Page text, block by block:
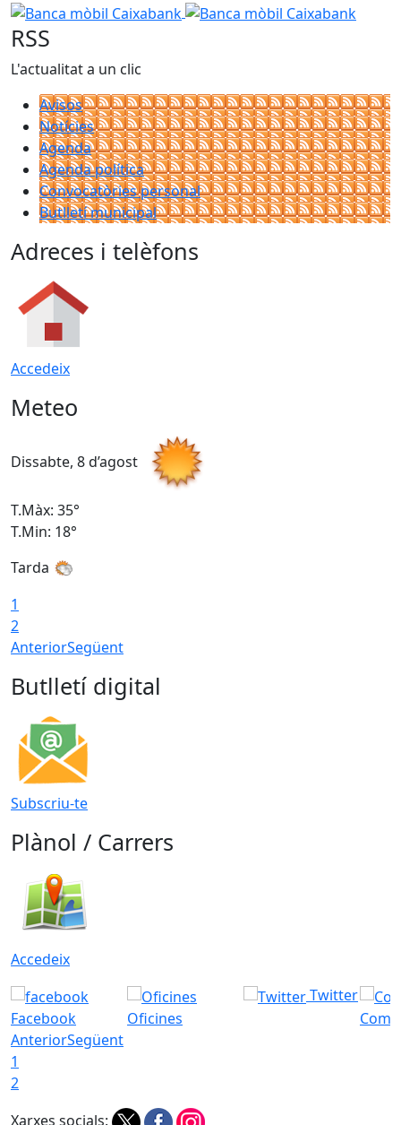
Banca mòbil Caixabank Banca mòbil Caixabank
RSS
L'actualitat a un clic
Avisos
Notícies
Agenda
Agenda política
Convocatòries personal
Butlletí municipal
Adreces i telèfons
Accedeix
Meteo
Dissabte, 8 d’agost
T.Màx: 35°
T.Min: 18°
Tarda
1
2
AnteriorSegüent
Butlletí digital
Subscriu-te
Plànol / Carrers
Accedeix
Facebook Oficines
Twitter
Com
AnteriorSegüent
1
2
Xarxes socials: